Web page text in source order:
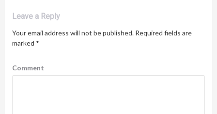
Leave a Reply
Your email address will not be published. Required fields are
marked *
Comment